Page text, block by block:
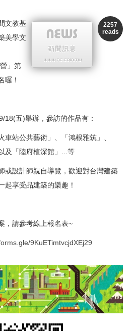
2257
reads
文教基
美學文
」第
囉！
18(五)舉辦，參訪的作品有：
車站公共藝術」、「鴻根雅筑」、
及「陸府植深館」...等
或設計師親自導覽，歡迎對台灣建築
起享受品建築的樂趣！
，請參考線上報名表~
9KuETimtvcjdXEj29